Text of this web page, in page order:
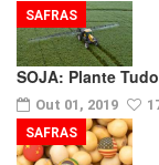
SOJA: Plante
Out 01, 2019
SAFRAS
SAFRAS